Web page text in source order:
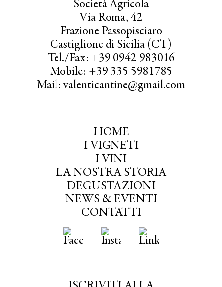
Società Agricola
Via Roma, 42
Frazione Passopisciaro
Castiglione di Sicilia (CT)
Tel./Fax: +39 0942 983016
Mobile: +39 335 5981785
Mail: valenticantine@gmail.com
HOME
I VIGNETI
I VINI
LA NOSTRA STORIA
DEGUSTAZIONI
NEWS & EVENTI
CONTATTI